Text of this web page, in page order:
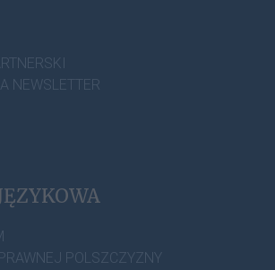
NEWSLETTER
POLSZCZYZNY